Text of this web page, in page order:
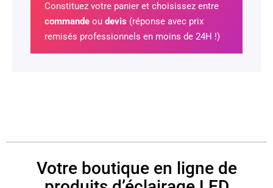
Constituez votre panier et choisissez entre
commandeou devis (réponse avec prix
remisés professionnels en moins de 24H !)
Votre boutique en ligne de